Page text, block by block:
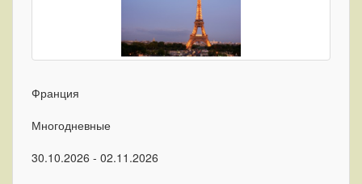
Франция
Многодневные
30.10.2026 - 02.11.2026